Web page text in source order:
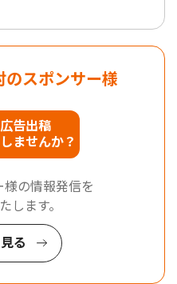
のスポンサー様
広告出稿
しませんか？
の情報発信を
します。
る